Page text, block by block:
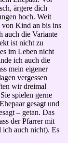
ärgere dich
hoch. Weit
von Kind an bis ins
auch die Variante
ist nicht zu
im Leben nicht
ich auch die
mein eigener
vergessen
wir dreimal
spielen gerne
gesagt und
– getan. Das
der Pfarrer mit
ich auch nicht). Es